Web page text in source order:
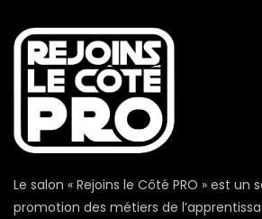
Le salon « Rejoins le Côté PRO » est un
promotion des métiers de